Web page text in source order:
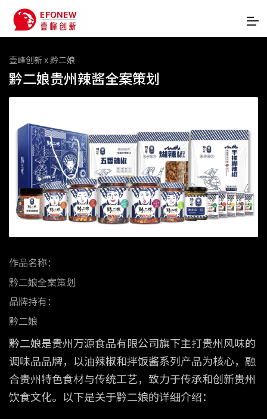
壹峰创新 x 黔二娘
黔二娘贵州辣酱全案策划
作品名称：
黔二娘全案策划
品牌持有：
黔二娘
黔二娘是贵州万源食品有限公司旗下主打贵州风味的
调味品品牌，以油辣椒和拌饭酱系列产品为核心，融
合贵州特色食材与传统工艺，致力于传承和创新贵州
饮食文化。以下是关于黔二娘的详细介绍：